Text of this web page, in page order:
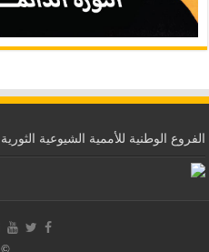
الفروع الوطنية للأممية الشيوعية الثورية
©